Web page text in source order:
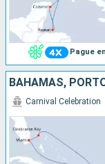
Pague
Carnival Celebration